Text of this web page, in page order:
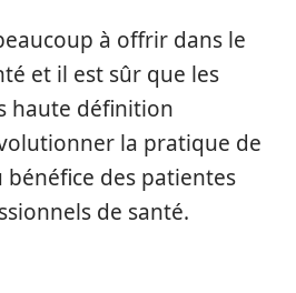
à offrir dans le
et il est sûr que les
haute définition
la pratique de
bénéfice des patientes
de santé.